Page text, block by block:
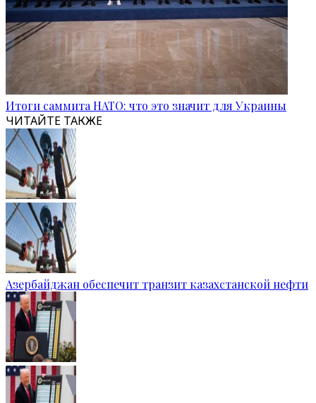
Итоги саммита НАТО: что это значит для Украины
ЧИТАЙТЕ ТАКЖЕ
Азербайджан обеспечит транзит казахстанской нефти